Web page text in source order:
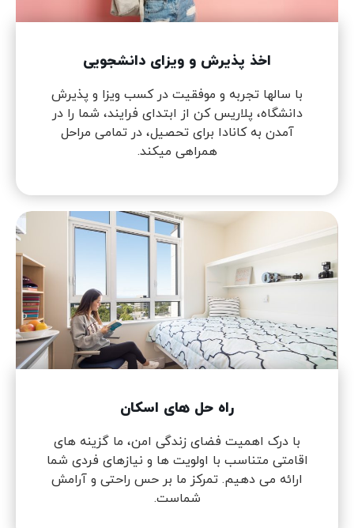
اخذ پذیرش و ویزای دانشجویی
با سالها تجربه و موفقیت در کسب ویزا و پذیرش
دانشگاه، پلاریس کن از ابتدای فرایند، شما را در
آمدن به کانادا برای تحصیل، در تمامی مراحل
همراهی میکند.
راه حل های اسکان
با درک اهمیت فضای زندگی امن، ما گزینه های
اقامتی متناسب با اولویت ها و نیازهای فردی شما
ارائه می دهیم. تمرکز ما بر حس راحتی و آرامش
شماست.